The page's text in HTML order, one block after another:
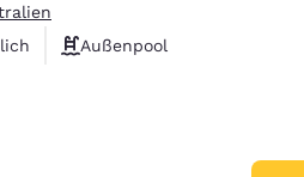
Außenpool